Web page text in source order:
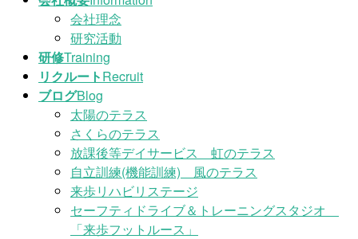
会社理念
研究活動
研修Training
リクルートRecruit
ブログBlog
太陽のテラス
さくらのテラス
放課後等デイサービス 虹のテラス
自立訓練(機能訓練) 風のテラス
来歩リハビリステージ
セーフティドライブ＆トレーニングスタジオ
「来歩フットルース」